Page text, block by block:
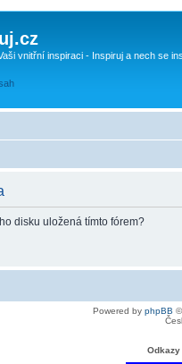
vnitřní inspiraci - Inspiruj a nech se
disku uložená tímto fórem?
Powered by phpBB